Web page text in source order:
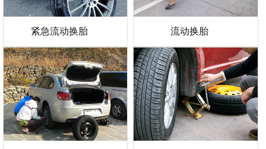
紧急流动换胎 流动换胎